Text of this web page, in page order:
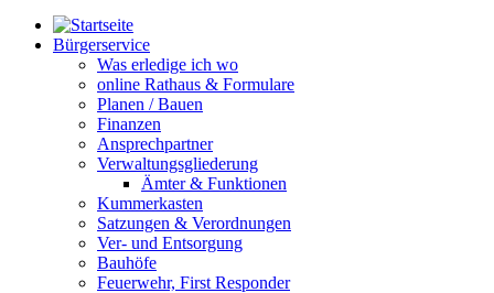
Bürgerservice
Was erledige ich wo
online Rathaus & Formulare
Planen / Bauen
Finanzen
Ansprechpartner
Verwaltungsgliederung
Ämter & Funktionen
Kummerkasten
Satzungen & Verordnungen
Ver- und Entsorgung
Bauhöfe
Feuerwehr, First Responder